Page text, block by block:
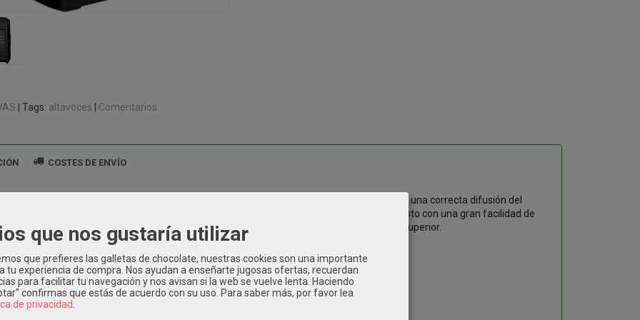
Tags: altavoces Comentarios
COSTES DE ENVÍO
2 es una nueva caja fabricada en plástico ABS de inyección con un diseño inteligente para una correcta difusión del
es especialmente adecuada para aplicaciones de touring, combinando un recinto robusto con una gran facilidad de
a sus ruedas traseras y sus tres asas, dos de ellas en los laterales y una en su parte superior.
8 Ohm
2.5"
que nos gustaría utilizar
que prefieres las galletas de chocolate, nuestras cookies son una importante
tu experiencia de compra. Nos ayudan a enseñarte jugosas ofertas, recuerdan
para facilitar tu navegación y nos avisan si la web se vuelve lenta. Haciendo
confirmas que estás de acuerdo con su uso. Para saber más, por favor lea
de privacidad